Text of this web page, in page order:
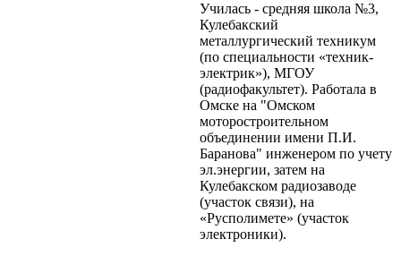
Училась - средняя школа №3,
Кулебакский
металлургический техникум
(по специальности «техник-
электрик»), МГОУ
(радиофакультет). Работала в
Омске на "Омском
моторостроительном
объединении имени П.И.
Баранова" инженером по учету
эл.энергии, затем на
Кулебакском радиозаводе
(участок связи), на
«Русполимете» (участок
электроники).